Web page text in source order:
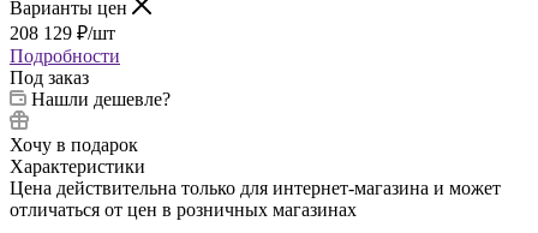
Варианты цен
208 129 ₽/шт
Подробности
Под заказ
Нашли дешевле?
Хочу в подарок
Характеристики
Цена действительна только для интернет-магазина и может
отличаться от цен в розничных магазинах